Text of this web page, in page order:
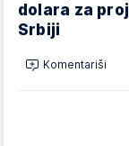
dolara za
Srbiji
Komentariši